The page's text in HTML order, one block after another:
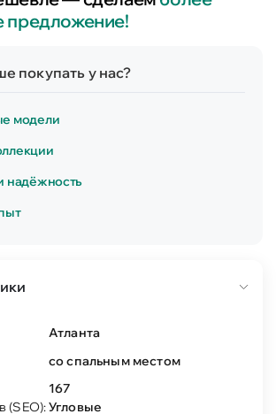
предложение!
покупать у нас?
модели
надёжность
Атланта
со спальным местом
167
(SEO):Угловые